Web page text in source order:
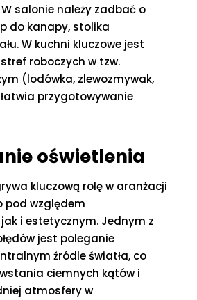
salonie należy zadbać o
do kanapy, stolika
W kuchni kluczowe jest
roboczych w tzw.
(lodówka, zlewozmywak,
przygotowywanie
oświetlenia
kluczową rolę w aranżacji
pod względem
i estetycznym. Jednym z
jest poleganie
źródle światła, co
ciemnych kątów i
atmosfery w